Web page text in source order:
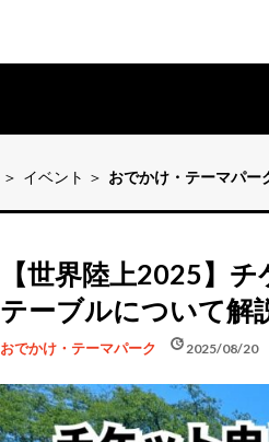
イベント おでかけ・テーマパー
【世界陸上2025】
テーブルについて解
おでかけ・テーマパーク schedule2025/08/20
update